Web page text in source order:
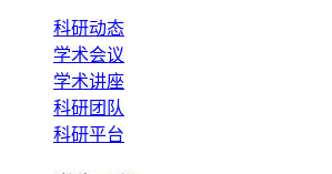
科研动态
学术会议
学术讲座
科研团队
科研平台